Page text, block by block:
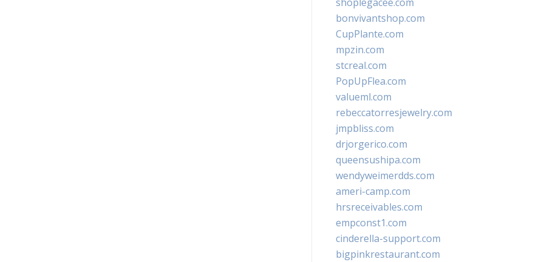
bonvivantshop.com
CupPlante.com
mpzin.com
stcreal.com
PopUpFlea.com
valueml.com
rebeccatorresjewelry.com
jmpbliss.com
drjorgerico.com
queensushipa.com
wendyweimerdds.com
ameri-camp.com
hrsreceivables.com
empconst1.com
cinderella-support.com
bigpinkrestaurant.com